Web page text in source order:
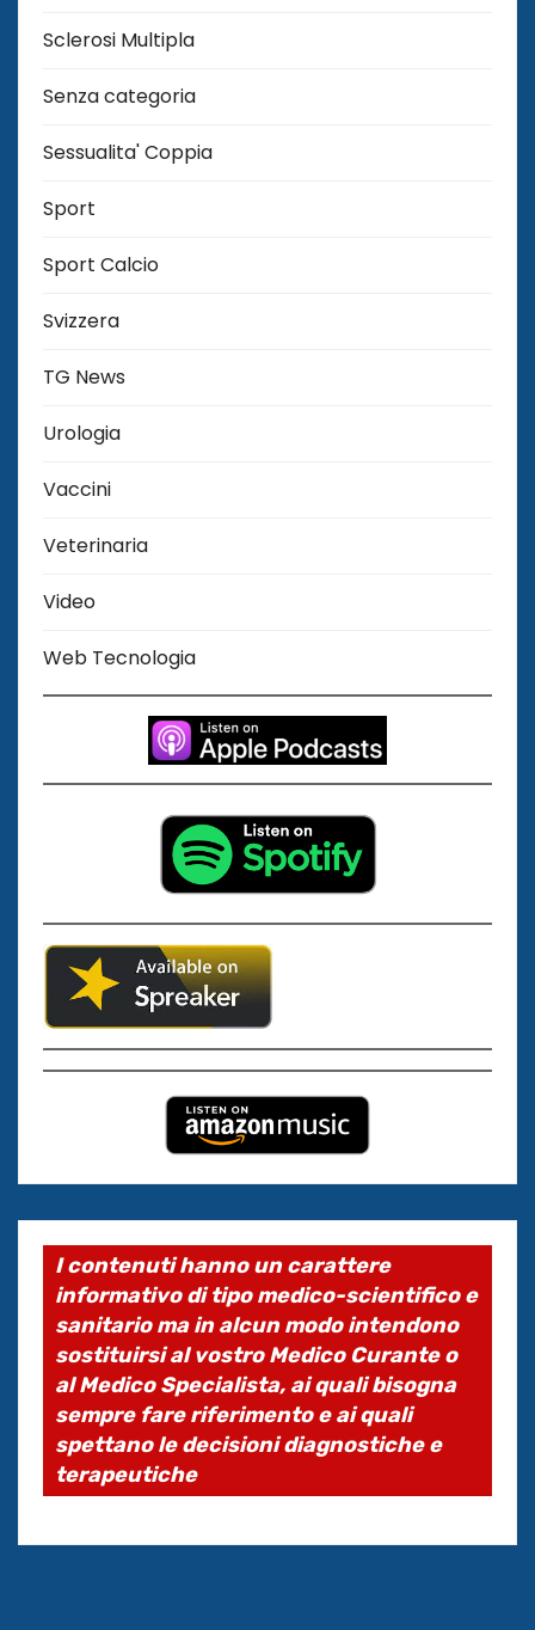
Sclerosi Multipla
Senza categoria
Sessualita' Coppia
Sport
Sport Calcio
Svizzera
TG News
Urologia
Vaccini
Veterinaria
Video
Web Tecnologia
I contenuti hanno un carattere
informativo di tipo medico-scientifico e
sanitario ma in alcun modo intendono
sostituirsi al vostro Medico Curante o
al Medico Specialista, ai quali bisogna
sempre fare riferimento e ai quali
spettano le decisioni diagnostiche e
terapeutiche